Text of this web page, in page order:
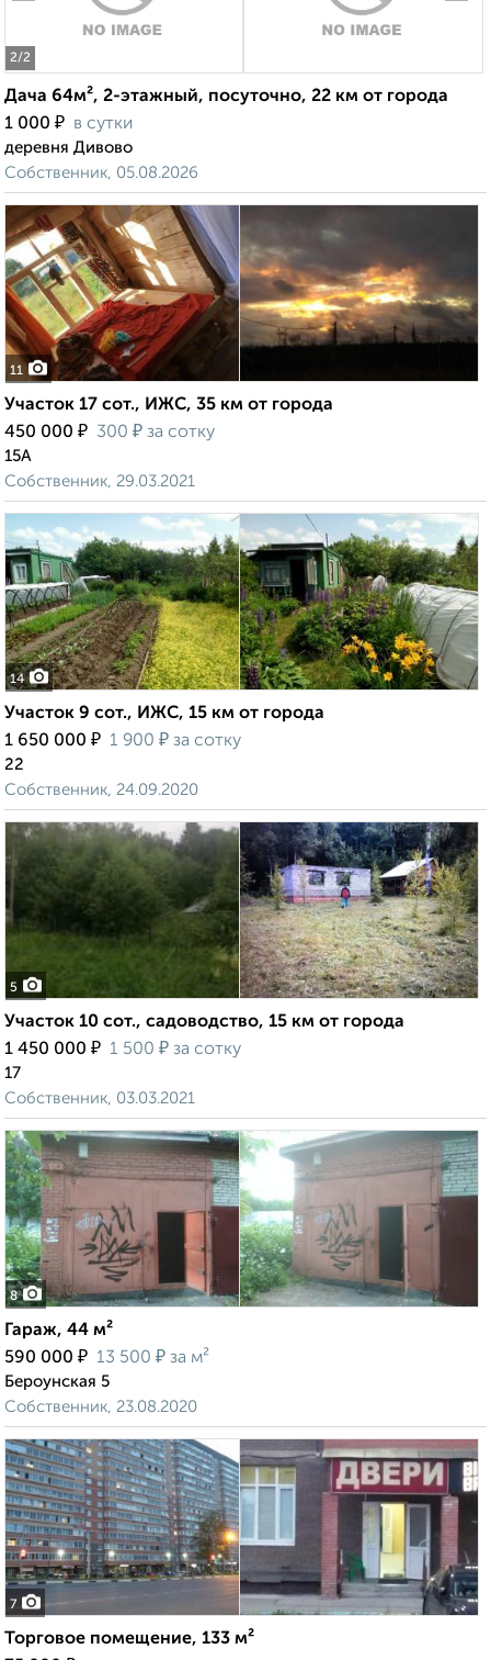
2/2
Дача 64м², 2-этажный, посуточно, 22 км от города
1 000 ₽ в сутки
деревня Дивово
Собственник, 05.08.2026
11
Участок 17 сот., ИЖС, 35 км от города
450 000 ₽ 300 ₽ за сотку
15А
Собственник, 29.03.2021
14
Участок 9 сот., ИЖС, 15 км от города
1 650 000 ₽ 1 900 ₽ за сотку
22
Собственник, 24.09.2020
5
Участок 10 сот., садоводство, 15 км от города
1 450 000 ₽ 1 500 ₽ за сотку
17
Собственник, 03.03.2021
8
Гараж, 44 м²
590 000 ₽ 13 500 ₽ за м²
Бероунская 5
Собственник, 23.08.2020
7
Торговое помещение, 133 м²